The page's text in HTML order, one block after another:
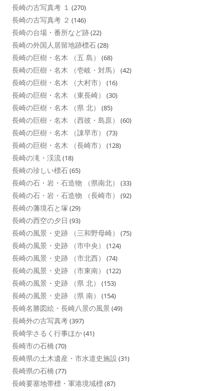
長崎の古写真考 １ (270)
長崎の古写真考 ２ (146)
長崎の台場・番所など跡(22)
長崎の外国人居留地跡標石(28)
長崎の巨樹・名木 （五 島） (68)
長崎の巨樹・名木 （壱岐・対馬） (42)
長崎の巨樹・名木 （大村市） (16)
長崎の巨樹・名木 （東長崎） (30)
長崎の巨樹・名木 （県 北） (85)
長崎の巨樹・名木 （西彼・島原） (60)
長崎の巨樹・名木 （諌早市） (73)
長崎の巨樹・名木 （長崎市） (128)
長崎の滝・渓流(18)
長崎の珍しい標石(65)
長崎の石・岩・石造物 （県南北） (33)
長崎の石・岩・石造物 （長崎市） (92)
長崎の藩境石と塚 (29)
長崎の西空の夕日 (93)
長崎の風景・史跡 （三和野母崎） (75)
長崎の風景・史跡 （市中央） (124)
長崎の風景・史跡 （市北西） (74)
長崎の風景・史跡 （市東南） (122)
長崎の風景・史跡 （県 北） (153)
長崎の風景・史跡 （県 南） (154)
長崎名勝図絵・長崎八景の風景 (49)
長崎外の古写真考(397)
長崎学さるく行事ほか(41)
長崎市の石橋 (70)
長崎県の土木遺産・市水道史施設 (31)
長崎県の石橋 (77)
長崎要塞地帯標・軍港境域標(87)